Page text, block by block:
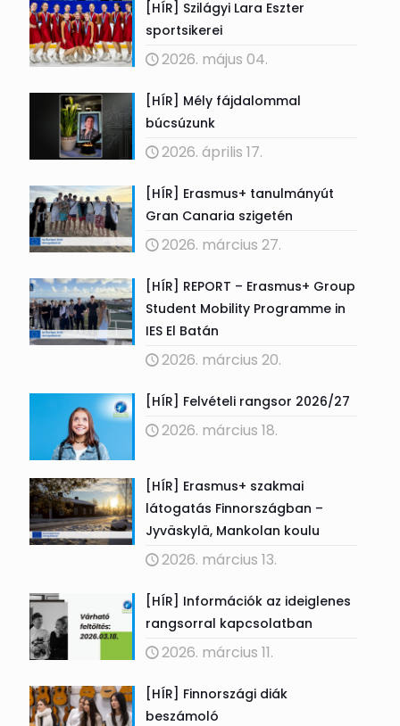
[HÍR] Szilágyi Lara Eszter
sportsikerei
2026. május 04.
[HÍR] Mély fájdalommal
búcsúzunk
2026. április 17.
[HÍR] Erasmus+ tanulmányút
Gran Canaria szigetén
2026. március 27.
[HÍR] REPORT – Erasmus+ Group
Student Mobility Programme in
IES El Batán
2026. március 20.
[HÍR] Felvételi rangsor 2026/27
2026. március 18.
[HÍR] Erasmus+ szakmai
látogatás Finnországban –
Jyväskylä, Mankolan koulu
2026. március 13.
[HÍR] Információk az ideiglenes
rangsorral kapcsolatban
2026. március 11.
[HÍR] Finnországi diák
beszámoló